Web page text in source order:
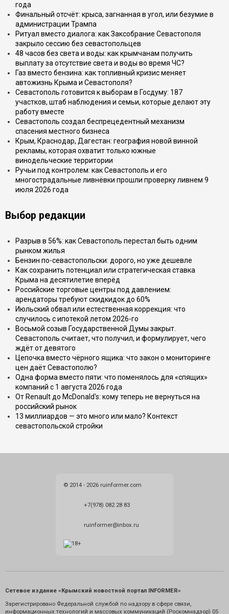
года
Финальный отсчёт: крыса, загнанная в угол, или безумие в
администрации Трампа
Ритуал вместо диалога: как Заксобрание Севастополя
закрыло сессию без севастопольцев
48 часов без света и воды: как крымчанам получить
выплату за отсутствие света и воды во время ЧС?
Газ вместо бензина: как топливный кризис меняет
автожизнь Крыма и Севастополя?
Севастополь готовится к выборам в Госдуму: 187
участков, штаб наблюдения и семьи, которые делают эту
работу вместе
Севастополь создал беспрецедентный механизм
спасения местного бизнеса
Крым, Краснодар, Дагестан: география новой винной
рекламы, которая охватит только южные
винодельческие территории
Ручьи под контролем: как Севастополь и его
многострадальные ливнёвки прошли проверку ливнем 9
июля 2026 года
Выбор редакции
Разрыв в 56%: как Севастополь перестал быть одним
рынком жилья
Бензин по-севастопольски: дорого, но уже дешевле
Как сохранить потенциал или стратегическая ставка
Крыма на десятилетие вперёд
Российские торговые центры под давлением:
арендаторы требуют скидкидок до 60%
Июльский обвал или естественная коррекция: что
случилось с ипотекой летом 2026-го
Восьмой созыв Государственной Думы закрыт.
Севастополь считает, что получил, и формулирует, чего
ждёт от девятого
Цепочка вместо чёрного ящика: что закон о мониторинге
цен даёт Севастополю?
Одна форма вместо пяти: что поменялось для «спящих»
компаний с 1 августа 2026 года
От Renault до McDonald's: кому теперь не вернуться на
российский рынок
13 миллиардов — это много или мало? Контекст
севастопольской стройки
© 2014 - 2026 ruinformer.com
+7(978) 082 28 83
ruinformer@inbox.ru
Сетевое издание «Крымский новостной портал INFORMER»
Зарегистрировано Федеральной службой по надзору в сфере связи,
информационных технологий и массовых коммуникаций (Роскомнадзор) 05